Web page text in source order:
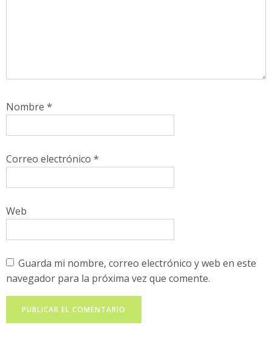
Nombre *
Correo electrónico *
Web
Guarda mi nombre, correo electrónico y web en este
navegador para la próxima vez que comente.